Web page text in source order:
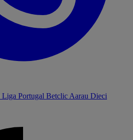
Liga Portugal Betclic Aarau Dieci